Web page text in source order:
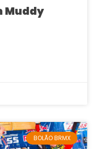
Muddy
BOLÃO BRMX